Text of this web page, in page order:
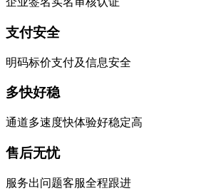
支付安全
明码标价支付及信息安全
多快好稳
通道多速度快体验好稳定高
售后无忧
服务出问题客服全程跟进